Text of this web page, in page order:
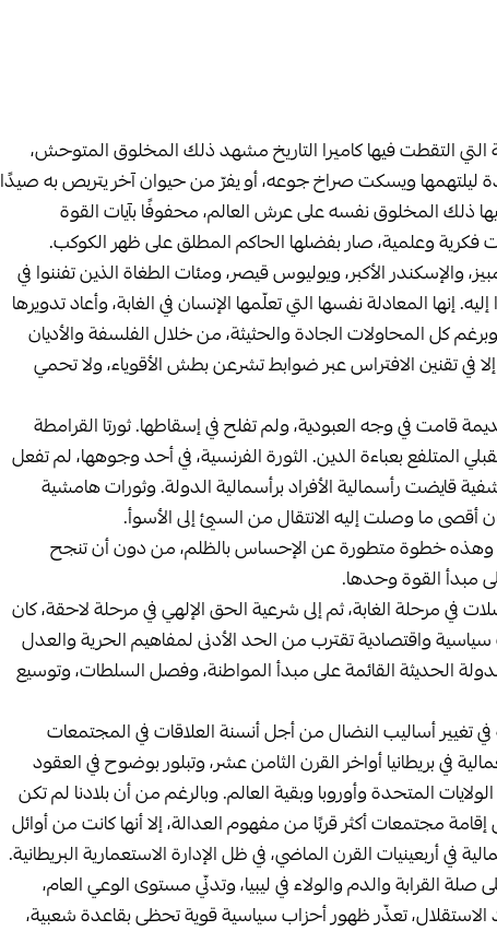
التي التقطت فيها كاميرا التاريخ مشهد ذلك المخلوق المتوحش،
ليلتهمها ويسكت صراخ جوعه، أو يفرّ من حيوان آخر يتربص به صيدًا
ذلك المخلوق نفسه على عرش العالم، محفوفًا بآيات القوة
فكرية وعلمية، صار بفضلها الحاكم المطلق على ظهر الكوكب.
والإسكندر الأكبر، ويوليوس قيصر، ومئات الطغاة الذين تفننوا في
إنها المعادلة نفسها التي تعلّمها الإنسان في الغابة، وأعاد تدويرها
كل المحاولات الجادة والحثيثة، من خلال الفلسفة والأديان
إلا في تقنين الافتراس عبر ضوابط تشرعن بطش الأقوياء، ولا تحمي
قامت في وجه العبودية، ولم تفلح في إسقاطها. ثورتا القرامطة
المتلفع بعباءة الدين. الثورة الفرنسية، في أحد وجوهها، لم تفعل
قايضت رأسمالية الأفراد برأسمالية الدولة. وثورات هامشية
ما وصلت إليه الانتقال من السيئ إلى الأسوأ.
وهذه خطوة متطورة عن الإحساس بالظلم، من دون أن تنجح
مبدأ القوة وحدها.
في مرحلة الغابة، ثم إلى شرعية الحق الإلهي في مرحلة لاحقة، كان
سياسية واقتصادية تقترب من الحد الأدنى لمفاهيم الحرية والعدل
الحديثة القائمة على مبدأ المواطنة، وفصل السلطات، وتوسيع
تغيير أساليب النضال من أجل أنسنة العلاقات في المجتمعات
في بريطانيا أواخر القرن الثامن عشر، وتبلور بوضوح في العقود
المتحدة وأوروبا وبقية العالم. وبالرغم من أن بلادنا لم تكن
مجتمعات أكثر قربًا من مفهوم العدالة، إلا أنها كانت من أوائل
في أربعينيات القرن الماضي، في ظل الإدارة الاستعمارية البريطانية.
صلة القرابة والدم والولاء في ليبيا، وتدنّي مستوى الوعي العام،
تعذّر ظهور أحزاب سياسية قوية تحظى بقاعدة شعبية،